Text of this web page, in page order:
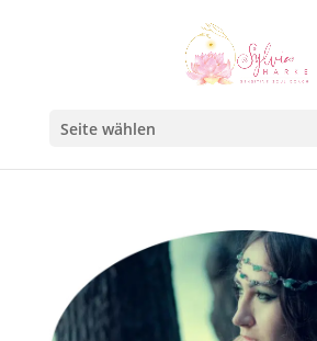
Seite wählen